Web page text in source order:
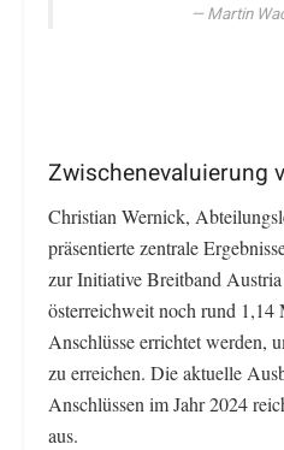
Martin
Zwischenevaluierung
Christian Wernick,
präsentierte zentrale
zur Initiative Breitband
österreichweit noch rund
Anschlüsse errichtet werden,
zu erreichen. Die aktuelle
Anschlüssen im Jahr 2024
aus.